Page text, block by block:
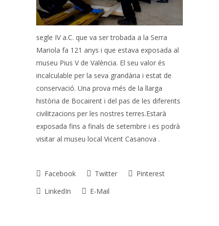
segle IV a.C. que va ser trobada a la Serra
Mariola fa 121 anys i que estava exposada al
museu Pius V de València. El seu valor és
incalculable per la seva grandària i estat de
conservació. Una prova més de la llarga
història de Bocairent i del pas de les diferents
civilitzacions per les nostres terres.Estarà
exposada fins a finals de setembre i es podrà
visitar al museu local Vicent Casanova .
Facebook Twitter
Pinterest
LinkedIn
E-Mail